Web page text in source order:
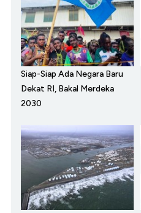
Siap-Siap Ada Negara Baru
Dekat RI, Bakal Merdeka
2030